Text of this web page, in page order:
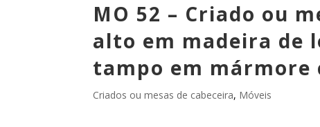
MO 52 – Criado ou
alto em madeira de
tampo em mármore
Criados ou mesas de cabeceira, Móveis